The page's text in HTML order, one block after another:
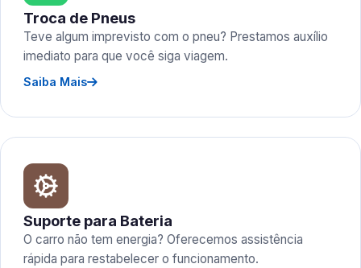
Troca de Pneus
Teve algum imprevisto com o pneu? Prestamos auxílio
imediato para que você siga viagem.
Saiba Mais
Suporte para Bateria
O carro não tem energia? Oferecemos assistência
rápida para restabelecer o funcionamento.